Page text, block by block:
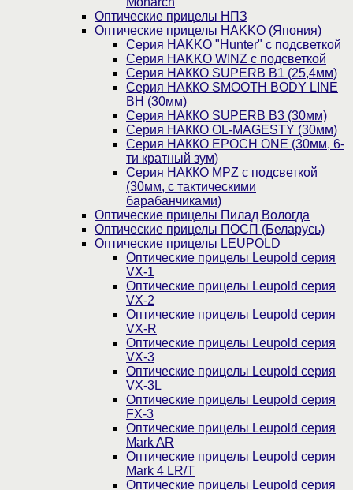
Оптические прицелы НПЗ
Оптические прицелы HAKKO (Япония)
Cерия HAKKO "Hunter" с подсветкой
Серия НAKKO WINZ с подсветкой
Серия НАККО SUPERB B1 (25,4мм)
Серия НАККО SMOOTH BODY LINE
BH (30мм)
Серия НАККО SUPERB B3 (30мм)
Серия НАККО OL-MAGESTY (30мм)
Серия НАККО EPOCH ONE (30мм, 6-
ти кратный зум)
Серия НАККО MPZ с подсветкой
(30мм, c тактическими
барабанчиками)
Оптические прицелы Пилад Вологда
Оптические прицелы ПОСП (Беларусь)
Оптические прицелы LEUPOLD
Оптические прицелы Leupold серия
VX-1
Оптические прицелы Leupold серия
VX-2
Оптические прицелы Leupold серия
VX-R
Оптические прицелы Leupold серия
VX-3
Оптические прицелы Leupold серия
VX-3L
Оптические прицелы Leupold серия
FX-3
Оптические прицелы Leupold серия
Mark AR
Оптические прицелы Leupold серия
Mark 4 LR/T
Оптические прицелы Leupold серия